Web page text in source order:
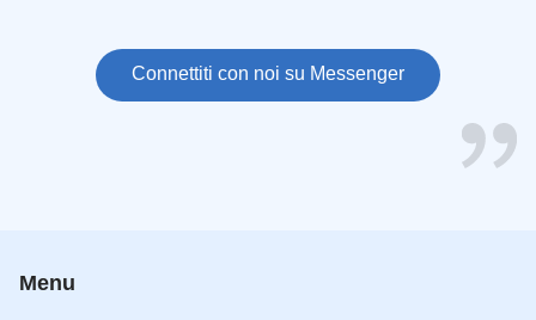
Connettiti con noi su Messenger
Menu